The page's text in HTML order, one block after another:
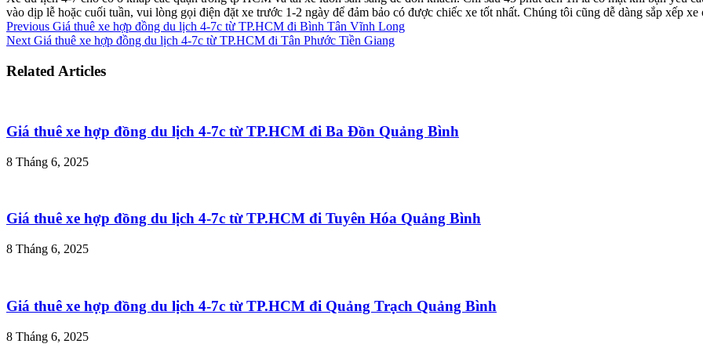
vào dịp lễ hoặc cuối tuần, vui lòng gọi điện đặt xe trước 1-2 ngày để đảm bảo có được chiếc xe tốt nhất. Chúng tôi cũng dễ dàng sắp xếp xe
Previous Giá thuê xe hợp đồng du lịch 4-7c từ TP.HCM đi Bình Tân Vĩnh Long
Next Giá thuê xe hợp đồng du lịch 4-7c từ TP.HCM đi Tân Phước Tiền Giang
Related Articles
Giá thuê xe hợp đồng du lịch 4-7c từ TP.HCM đi Ba Đồn Quảng Bình
8 Tháng 6, 2025
Giá thuê xe hợp đồng du lịch 4-7c từ TP.HCM đi Tuyên Hóa Quảng Bình
8 Tháng 6, 2025
Giá thuê xe hợp đồng du lịch 4-7c từ TP.HCM đi Quảng Trạch Quảng Bình
8 Tháng 6, 2025